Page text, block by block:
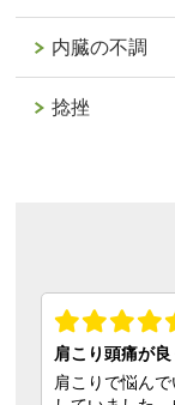
内臓の不調
捻挫